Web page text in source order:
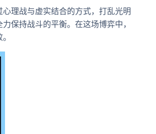
理战与虚实结合的方式，打乱光明
保持战斗的平衡。在这场博弈中，